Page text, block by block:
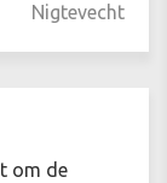
Nigtevecht
om de